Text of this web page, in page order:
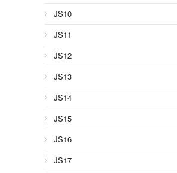
JS10
JS11
JS12
JS13
JS14
JS15
JS16
JS17